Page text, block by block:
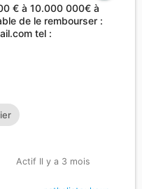
€ à 10.000 000€ à
de le rembourser :
tel :
Actif Il y a 3 mois